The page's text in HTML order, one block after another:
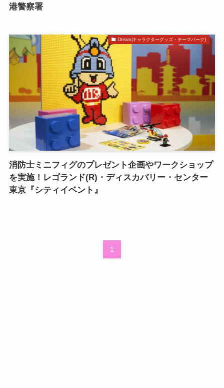
港警察署
Dream(キャラクターグッズ・テーマパーク)
消防士ミニフィグのプレゼント企画やワークショップ
を実施！レゴランド(R)・ディスカバリー・センター
東京『シティイベント』
1